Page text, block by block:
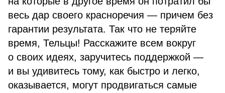
весь дар своего красноречия — причем без
гарантии результата. Так что не теряйте
время, Тельцы! Расскажите всем вокруг
о своих идеях, заручитесь поддержкой —
и вы удивитесь тому, как быстро и легко,
оказывается, могут продвигаться самые